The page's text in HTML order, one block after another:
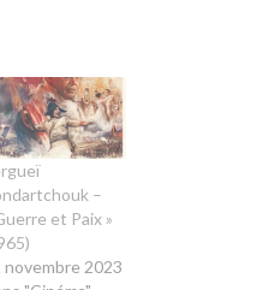
–
et Paix »
novembre 2023